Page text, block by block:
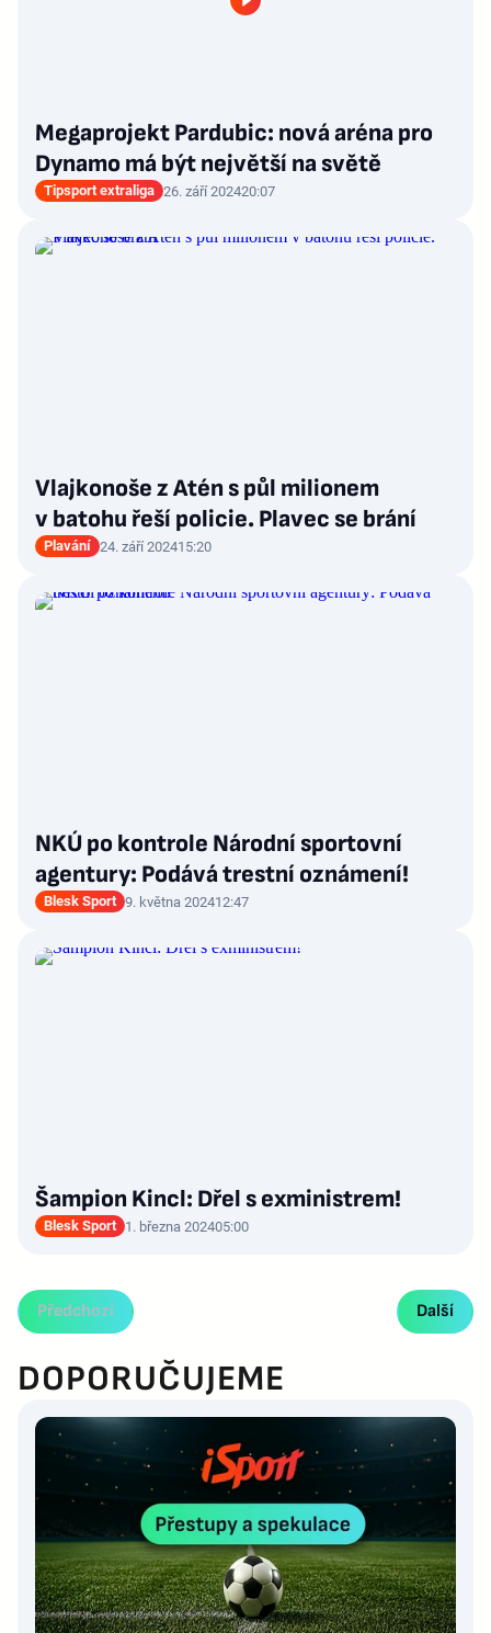
Megaprojekt Pardubic: nová aréna pro
Dynamo má být největší na světě
Tipsport extraliga 26. září 202420:07
Vlajkonoše z Atén s půl milionem
v batohu řeší policie. Plavec se brání
Plavání 24. září 202415:20
NKÚ po kontrole Národní sportovní
agentury: Podává trestní oznámení!
Blesk Sport 9. května 202412:47
Šampion Kincl: Dřel s exministrem!
Blesk Sport 1. března 202405:00
Předchozí Další
DOPORUČUJEME